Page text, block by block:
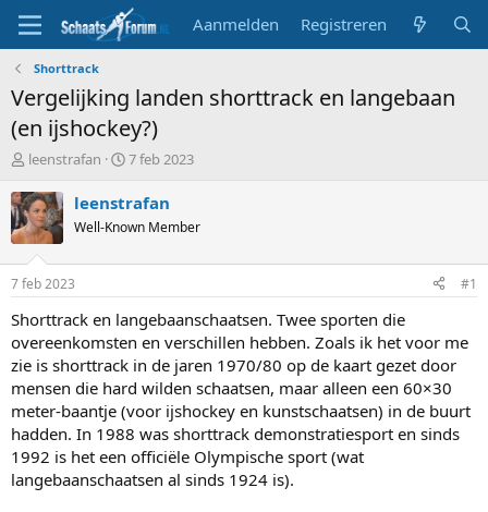
Aanmelden Registreren
Shorttrack
Vergelijking landen shorttrack en langebaan
(en ijshockey?)
T
p
i
c
s
a
r
e
r
leenstrafan
S
a
t
t
u
m
7 feb 2023
leenstrafan
Well-Known Member
7 feb 2023 #1
Shorttrack en langebaanschaatsen. Twee sporten die
overeenkomsten en verschillen hebben. Zoals ik het voor me
zie is shorttrack in de jaren 1970/80 op de kaart gezet door
mensen die hard wilden schaatsen, maar alleen een 60×30
meter-baantje (voor ijshockey en kunstschaatsen) in de buurt
hadden. In 1988 was shorttrack demonstratiesport en sinds
1992 is het een officiële Olympische sport (wat
langebaanschaatsen al sinds 1924 is).